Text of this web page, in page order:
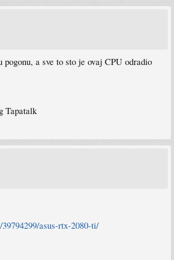
pogonu, a sve to sto je ovaj CPU odradio
Tapatalk
asus-rtx-2080-ti/